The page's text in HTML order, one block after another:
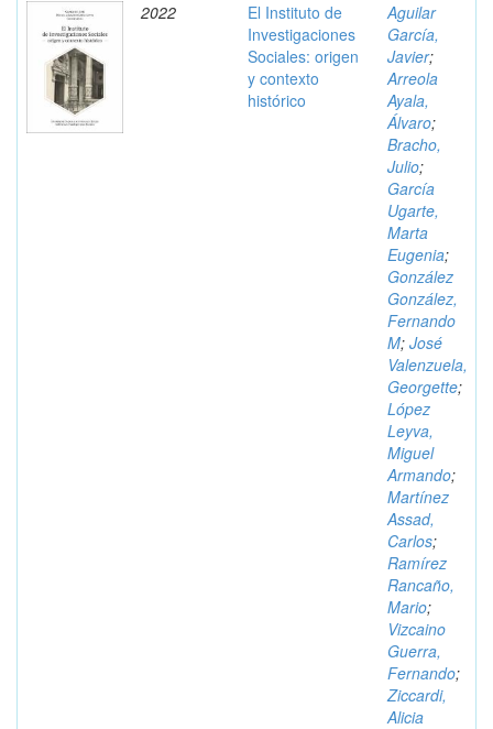
2022
El Instituto de
Investigaciones
Sociales: origen
y contexto
histórico
Aguilar
García,
Javier;
Arreola
Ayala,
Álvaro;
Bracho,
Julio;
García
Ugarte,
Marta
Eugenia;
González
González,
Fernando
M; José
Valenzuela,
Georgette;
López
Leyva,
Miguel
Armando;
Martínez
Assad,
Carlos;
Ramírez
Rancaño,
Mario;
Vizcaino
Guerra,
Fernando;
Ziccardi,
Alicia